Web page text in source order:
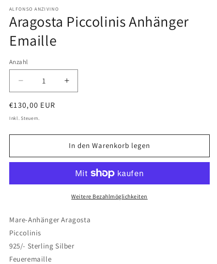
ALFONSO ANZIVINO
Aragosta Piccolinis Anhänger
Emaille
Anzahl
Anzahl
Verringere
die
Menge
für
Piccolinis
Emaille
Erhöhe
die
Piccolinis
Anhänger
Emaille
Normaler
Preis
€130,00 EUR
Inkl. Steuern.
In den Warenkorb legen
Weitere Bezahlmöglichkeiten
Mare-Anhänger Aragosta
Piccolinis
925/- Sterling Silber
Feueremaille